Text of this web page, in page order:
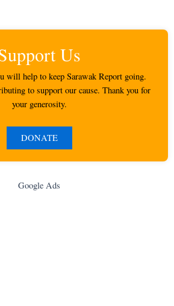
Us
will help to keep Sarawak Report going.
to support our cause. Thank you for
your generosity.
DONATE
Google Ads